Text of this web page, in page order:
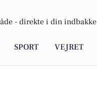
- direkte i din indbakke
SPORT VEJRET